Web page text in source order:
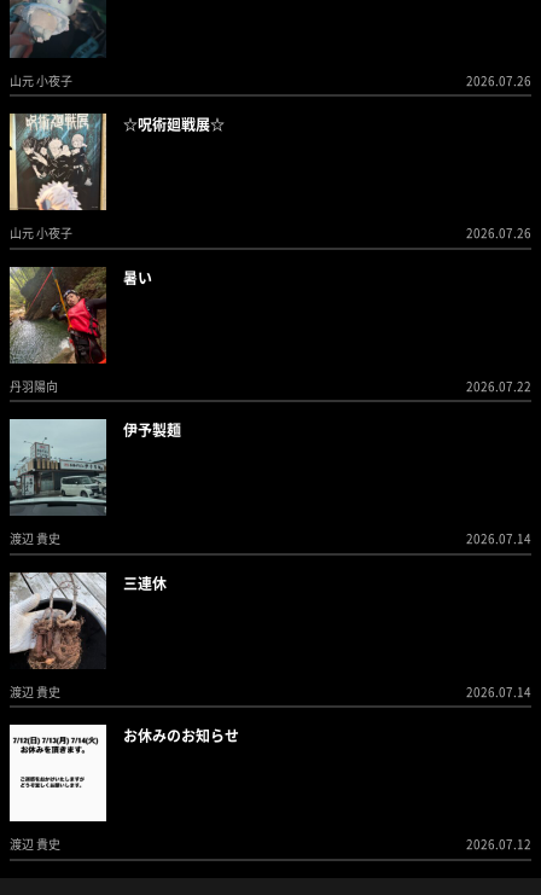
山元 小夜子 2026.07.26
☆呪術廻戦展☆
山元 小夜子 2026.07.26
暑い
丹羽陽向 2026.07.22
伊予製麺
渡辺 貴史 2026.07.14
三連休
渡辺 貴史 2026.07.14
お休みのお知らせ
渡辺 貴史 2026.07.12